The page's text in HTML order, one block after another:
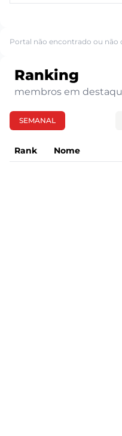
Portal não encontrado ou não
Ranking
membros em
SEMANAL
Rank Nome